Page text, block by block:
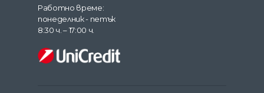
Работно време:
понеделник - петък
8:30 ч. – 17:00 ч.